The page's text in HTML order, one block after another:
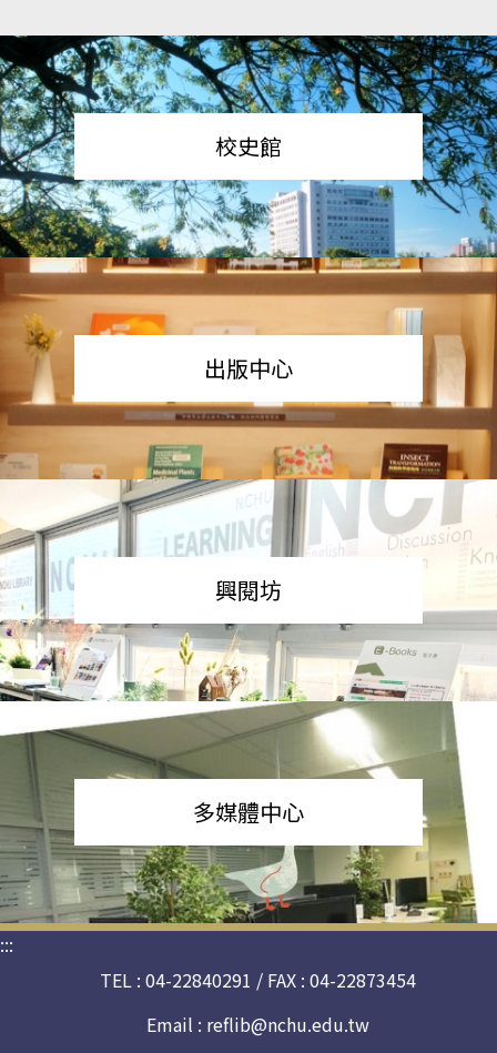
校史館
出版中心
興閱坊
多媒體中心
:::
TEL : 04-22840291 / FAX : 04-22873454
Email : reflib@nchu.edu.tw